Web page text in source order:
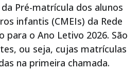
Pré-matrícula dos alunos
infantis (CMEIs) da Rede
para o Ano Letivo 2026. São
ou seja, cujas matrículas
na primeira chamada.